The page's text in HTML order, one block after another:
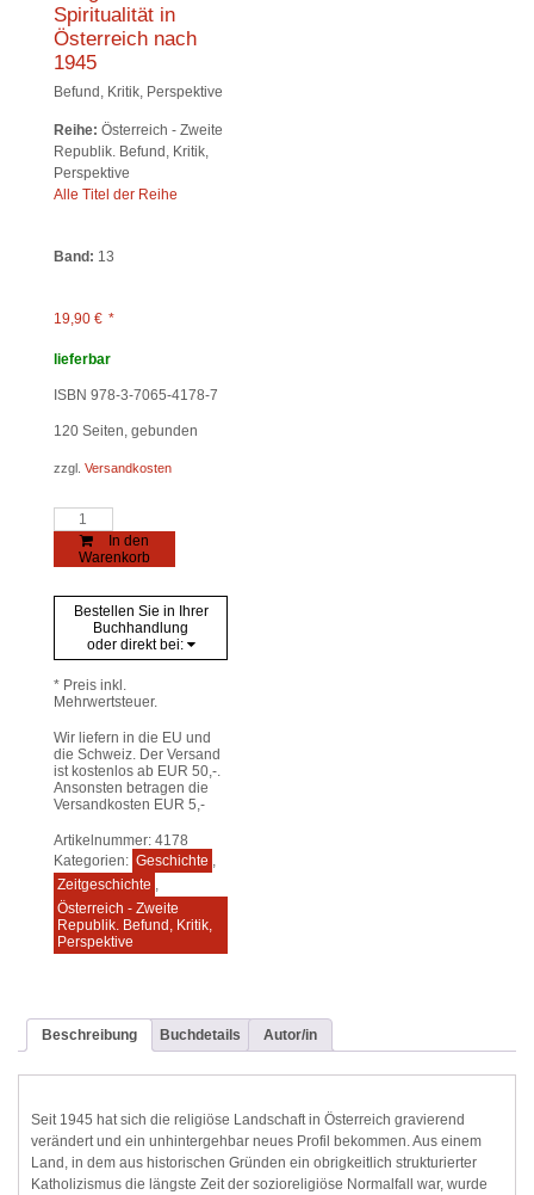
Spiritualität in
Österreich nach
1945
Befund, Kritik, Perspektive
Reihe: Österreich - Zweite
Republik. Befund, Kritik,
Perspektive
Alle Titel der Reihe
Band: 13
19,90 € *
lieferbar
ISBN 978-3-7065-4178-7
120 Seiten, gebunden
zzgl. Versandkosten
Religion
-
Kirche
-
in
Österreich
Menge
In den
Warenkorb
Bestellen Sie in Ihrer
Buchhandlung
oder direkt bei:
* Preis inkl.
Mehrwertsteuer.
Wir liefern in die EU und
die Schweiz. Der Versand
ist kostenlos ab EUR 50,-.
Ansonsten betragen die
Versandkosten EUR 5,-
Artikelnummer: 4178
Kategorien: Geschichte
Zeitgeschichte
Österreich - Zweite
Republik. Befund, Kritik,
Perspektive
Beschreibung Buchdetails Autor/in
Seit 1945 hat sich die religiöse Landschaft in Österreich gravierend
verändert und ein unhintergehbar neues Profil bekommen. Aus einem
Land, in dem aus historischen Gründen ein obrigkeitlich strukturierter
Katholizismus die längste Zeit der sozioreligiöse Normalfall war, wurde